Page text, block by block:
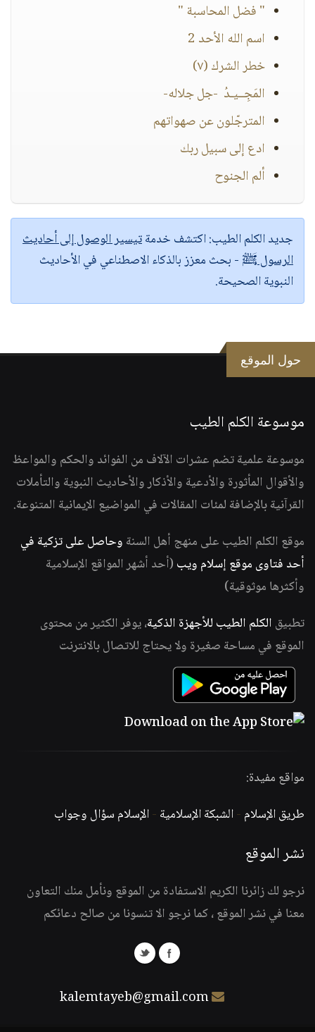
" فضل المحاسبة "
اسم الله الأحد 2
خطر الشرك (٧)
المَجِــيـدُ -جل جلاله-
المترجّلون عن صهواتهم
ادع إلى سبيل ربك
ألم الجنوح
جديد الكلم الطيب:اكتشف خدمةتيسير الوصول إلى أحاديث
الرسول ﷺ - بحث معزز بالذكاء الاصطناعي في الأحاديث
النبوية الصحيحة.
حول الموقع
موسوعة الكلم الطيب
موسوعة علمية تضم عشرات الآلاف من الفوائد والحكم والمواعظ
والأقوال المأثورة والأدعية والأذكار والأحاديث النبوية والتأملات
القرآنية بالإضافة لمئات المقالات في المواضيع الإيمانية المتنوعة.
موقع الكلم الطيب على منهج أهل السنة وحاصل على تزكية في
أحد فتاوى موقع إسلام ويب (أحد أشهر المواقع الإسلامية
وأكثرها موثوقية)
تطبيق الكلم الطيب للأجهزة الذكية، يوفر الكثير من محتوى
الموقع في مساحة صغيرة ولا يحتاج للاتصال بالانترنت
مواقع مفيدة:
طريق الإسلام -الشبكة الإسلامية -الإسلام سؤال وجواب
نشر الموقع
نرجو لك زائرنا الكريم الاستفادة من الموقع ونأمل منك التعاون
معنا في نشر الموقع ، كما نرجو الا تنسونا من صالح دعائكم
kalemtayeb@gmail.com